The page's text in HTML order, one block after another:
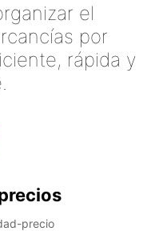
el
por
rápida y
precio